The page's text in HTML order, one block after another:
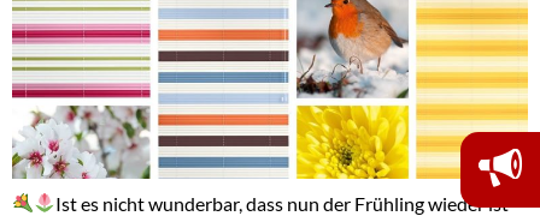
Ist es nicht wunderbar, dass nun der Frühling wieder ist